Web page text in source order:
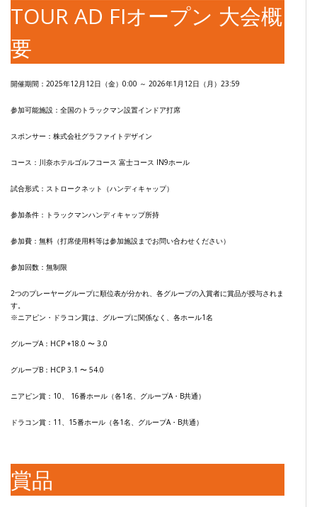
TOUR AD FIオープン 大会概
要
開催期間：2025年12月12日（金）0:00 ～ 2026年1月12日（月）23:59
参加可能施設：全国のトラックマン設置インドア打席
スポンサー：株式会社グラファイトデザイン
コース：川奈ホテルゴルフコース 富士コース IN9ホール
試合形式：ストロークネット（ハンディキャップ）
参加条件：トラックマンハンディキャップ所持
参加費：無料（打席使用料等は参加施設までお問い合わせください）
参加回数：無制限
2つのプレーヤーグループに順位表が分かれ、各グループの入賞者に賞品が授与されま
す。
※ニアピン・ドラコン賞は、グループに関係なく、各ホール1名
グループA：HCP +18.0 〜 3.0
グループB：HCP 3.1 〜 54.0
ニアピン賞：10、 16番ホール（各1名、グループA・B共通）
ドラコン賞：11、15番ホール（各1名、グループA・B共通）
賞品